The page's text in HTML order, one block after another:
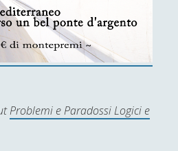
Problemi e Paradossi Logici e